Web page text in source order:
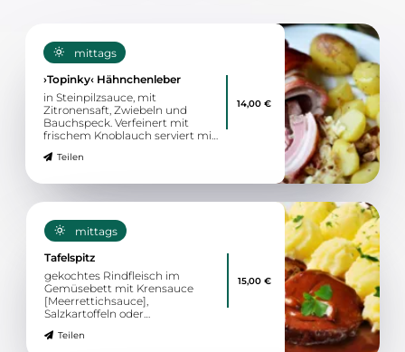
mittags
›Topinky‹ Hähnchenleber
in Steinpilzsauce, mit
Zitronensaft, Zwiebeln und
Bauchspeck. Verfeinert mit
frischem Knoblauch serviert mit
Teilen
14,00 €
mittags
Tafelspitz
gekochtes Rindfleisch im
Gemüsebett mit Krensauce
[Meerrettichsauce],
Salzkartoffeln oder
Teilen
15,00 €